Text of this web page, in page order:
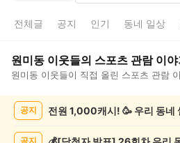
전체글 공지 인기 동네 일상
원미동 이웃들의 스포츠 관람이야
원미동 이웃들이 직접 올린 스포츠 관람
공지 전원 1,000캐시! 🥳 우리 동네
공지